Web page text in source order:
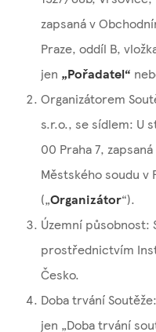
zapsaná v
Praze, oddíl B,
jen „Pořadatel“
Organizátorem
s.r.o., se sídlem: U
00 Praha 7,
Městského soudu v
(„Organizátor“).
Územní působnost:
prostřednictvím
Česko.
Doba trvání
jen „Doba trvání